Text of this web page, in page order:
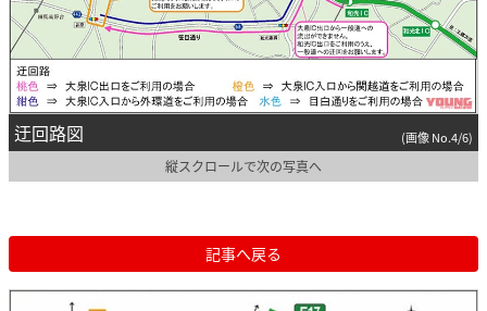
迂回路図 (画像 No.4/6)
縦スクロールで次の写真へ
記事へ戻る